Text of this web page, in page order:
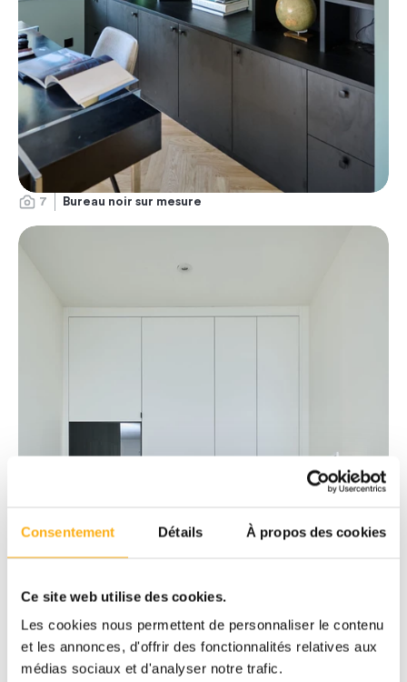
Consentement Détails À propos des cookies
Ce site web utilise des cookies.
Les cookies nous permettent de personnaliser le contenu
et les annonces, d'offrir des fonctionnalités relatives aux
médias sociaux et d'analyser notre trafic.
7 Bureau noir sur mesure